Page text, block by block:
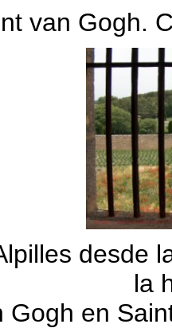
van Gogh.
desde
la
Gogh en